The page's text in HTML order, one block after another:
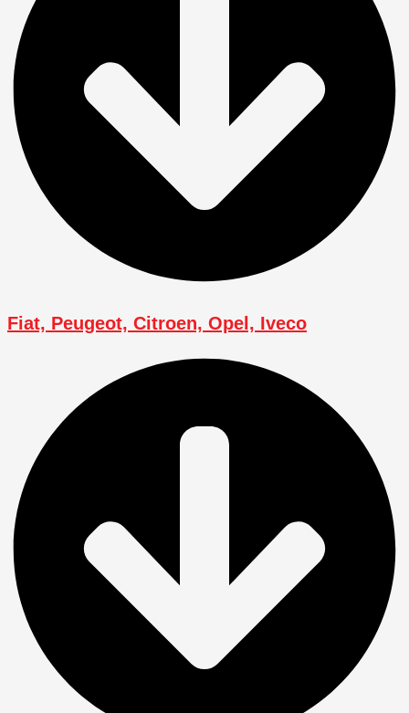
Fiat, Peugeot, Citroen, Opel, Iveco